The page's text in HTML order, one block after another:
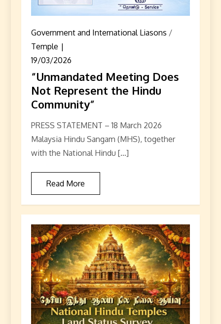
Government and International Liasons /
Temple
19/03/2026
“Unmandated Meeting Does
Not Represent the Hindu
Community”
PRESS STATEMENT – 18 March 2026
Malaysia Hindu Sangam (MHS), together
with the National Hindu […]
Read More